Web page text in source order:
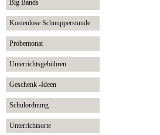
Big Bands
Kostenlose Schnupperstunde
Probemonat
Unterrichtsgebühren
Geschenk -Ideen
Schulordnung
Unterrichtsorte